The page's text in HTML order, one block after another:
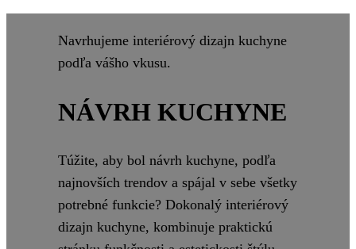
Navrhujeme interiérový dizajn kuchyne
podľa vášho vkusu.
NÁVRH KUCHYNE
Túžite, aby bol návrh kuchyne, podľa
najnovších trendov a spájal v sebe všetky
potrebné funkcie? Dokonalý interiérový
dizajn kuchyne, kombinuje praktickú